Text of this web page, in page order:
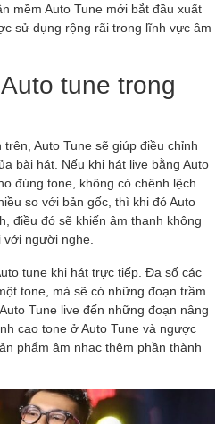
mềm Auto Tune mới bắt đầu xuất
sử dụng rộng rãi trong lĩnh vực âm
tune trong
Auto Tune sẽ giúp điều chỉnh
bài hát. Nếu khi hát live bằng Auto
đúng tone, không có chênh lệch
so với bản gốc, thì khi đó Auto
điều đó sẽ khiến âm thanh không
với người nghe.
tune khi hát trực tiếp. Đa số các
tone, mà sẽ có những đoạn trầm
Tune live đến những đoạn nâng
cao tone ở Auto Tune và ngược
phẩm âm nhạc thêm phần thành